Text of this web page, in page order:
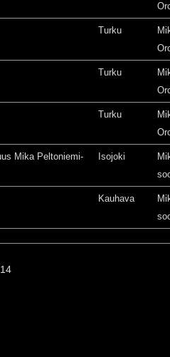
Turku
Turku
Turku
Mika Peltoniemi-
Isojoki
Kauhava